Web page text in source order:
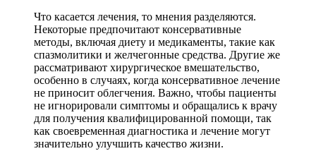
Что касается лечения, то мнения разделяются.
Некоторые предпочитают консервативные
методы, включая диету и медикаменты, такие как
спазмолитики и желчегонные средства. Другие же
рассматривают хирургическое вмешательство,
особенно в случаях, когда консервативное лечение
не приносит облегчения. Важно, чтобы пациенты
не игнорировали симптомы и обращались к врачу
для получения квалифицированной помощи, так
как своевременная диагностика и лечение могут
значительно улучшить качество жизни.